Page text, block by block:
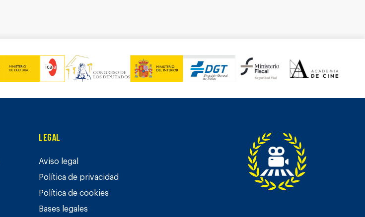
Legal
Aviso legal
Política de privacidad
Política de cookies
Bases legales